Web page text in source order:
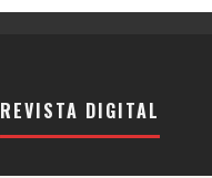
REVISTA DIGITAL